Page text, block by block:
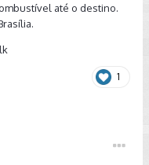
até o destino.
1